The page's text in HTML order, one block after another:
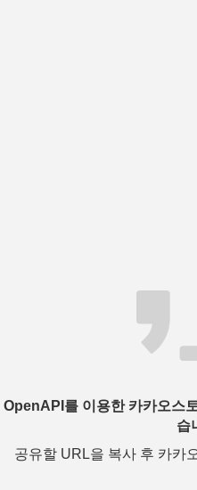
OpenAPI를 이용한 카카오스
습
공유할 URL을 복사 후 카카